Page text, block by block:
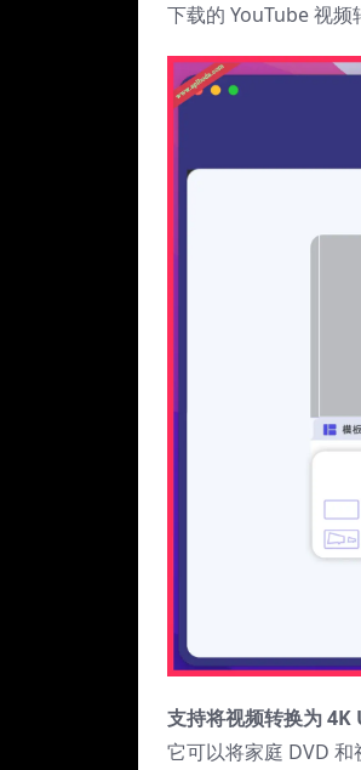
下载的 YouTube 视频
支持将视频转换为 4K
它可以将家庭 DVD